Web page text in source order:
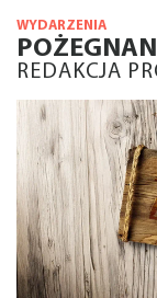
WYDARZENIA
REDAKCJA